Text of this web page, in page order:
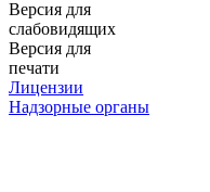
Версия для
слабовидящих
Версия для
печати
Лицензии
Надзорные органы